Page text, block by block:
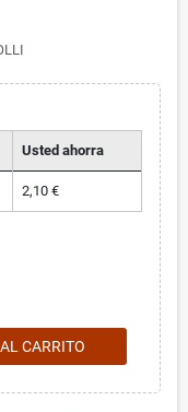
Usted ahorra
2,10 €
CARRITO